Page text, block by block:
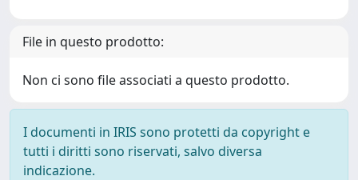
File in questo prodotto:
Non ci sono file associati a questo prodotto.
I documenti in IRIS sono protetti da copyright e
tutti i diritti sono riservati, salvo diversa
indicazione.